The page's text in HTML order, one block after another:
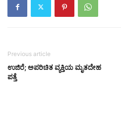
Previous article
ಉಜಿರೆ; ಅಪರಿಚಿತ ವ್ಯಕ್ತಿಯ ಮೃತದೇಹ
ಪತ್ತೆ